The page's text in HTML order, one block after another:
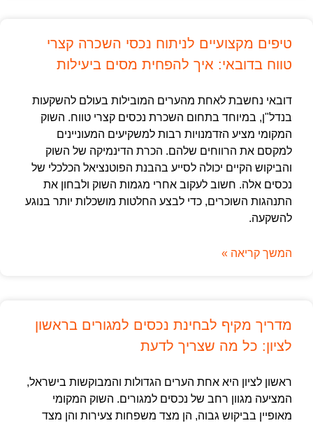
טיפים מקצועיים לניתוח נכסי השכרה קצרי
טווח בדובאי: איך להפחית מסים ביעילות
דובאי נחשבת לאחת מהערים המובילות בעולם להשקעות
בנדל"ן, במיוחד בתחום השכרת נכסים קצרי טווח. השוק
המקומי מציע הזדמנויות רבות למשקיעים המעוניינים
למקסם את הרווחים שלהם. הכרת הדינמיקה של השוק
והביקוש הקיים יכולה לסייע בהבנת הפוטנציאל הכלכלי של
נכסים אלה. חשוב לעקוב אחרי מגמות השוק ולבחון את
התנהגות השוכרים, כדי לבצע החלטות מושכלות יותר בנוגע
להשקעה.
המשך קריאה »
מדריך מקיף לבחינת נכסים למגורים בראשון
לציון: כל מה שצריך לדעת
ראשון לציון היא אחת הערים הגדולות והמבוקשות בישראל,
המציעה מגוון רחב של נכסים למגורים. השוק המקומי
מאופיין בביקוש גבוה, הן מצד משפחות צעירות והן מצד